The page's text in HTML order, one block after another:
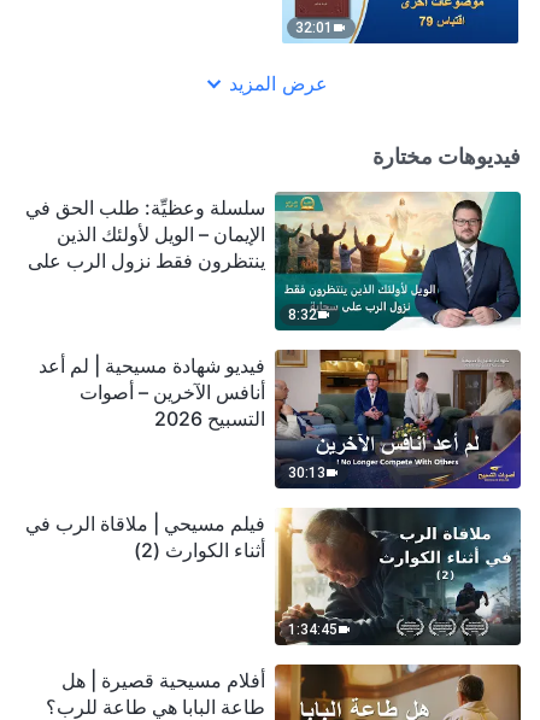
32:01
عرض المزيد
فيديوهات مختارة
8:32
سلسلة وعظيِّة: طلب الحق في
الإيمان – الويل لأولئك الذين
ينتظرون فقط نزول الرب على
30:13
فيديو شهادة مسيحية | لم أعد
أنافس الآخرين – أصوات
التسبيح 2026
1:34:45
فيلم مسيحي | ملاقاة الرب في
أثناء الكوارث (2)
أفلام مسيحية قصيرة | هل
طاعة البابا هي طاعة للرب؟